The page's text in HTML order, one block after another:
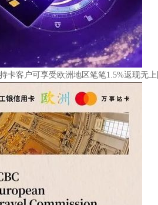
卡客户可享受欧洲地区笔笔1.5%返现无